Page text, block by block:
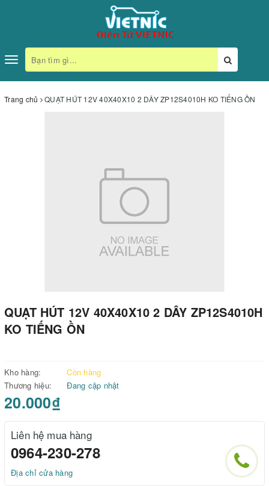
Toggle
navigation
Trang chủ QUẠT HÚT 12V 40X40X10 2 DÂY ZP12S4010H KO TIẾNG ỒN
QUẠT HÚT 12V 40X40X10 2 DÂY ZP12S4010H
KO TIẾNG ỒN
Kho hàng:
Còn hàng
Thương hiệu:
Đang cập nhật
20.000₫
Liên hệ mua hàng
0964-230-278
Địa chỉ cửa hàng